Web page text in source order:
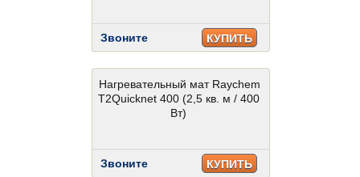
Звоните КУПИТЬ
Нагревательный мат Raychem
T2Quicknet 400 (2,5 кв. м / 400
Вт)
Звоните КУПИТЬ